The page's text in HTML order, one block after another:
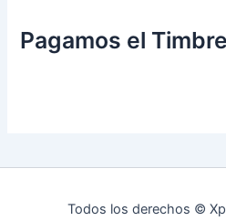
Pagamos el
Todos los derechos ©